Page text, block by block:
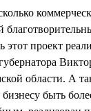
этот проект
области. А
быть